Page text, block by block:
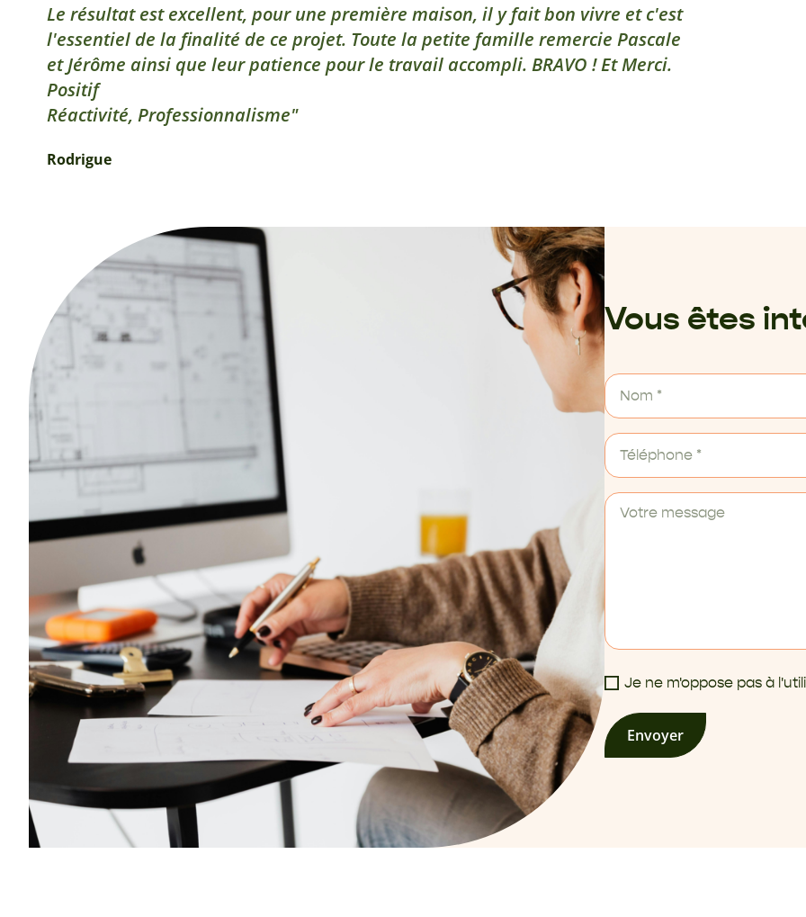
Le résultat est excellent, pour une première maison, il y fait bon vivre et c'est
l'essentiel de la finalité de ce projet. Toute la petite famille remercie Pascale
et Jérôme ainsi que leur patience pour le travail accompli. BRAVO ! Et Merci.
Positif
Réactivité, Professionnalisme
Rodrigue
Vous êtes
Je ne m'oppose pas à
Envoyer